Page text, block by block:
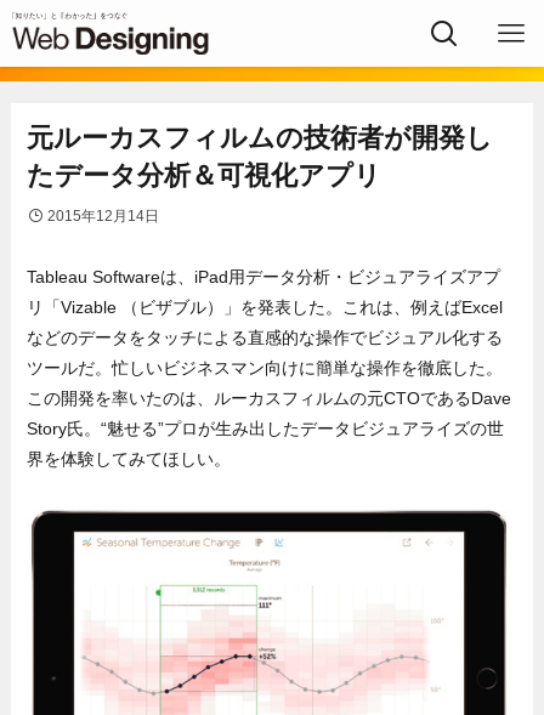
元ルーカスフィルムの技術者が開発し
たデータ分析＆可視化アプリ
2015年12月14日
Tableau Softwareは、iPad用データ分析・ビジュアライズアプ
リ「Vizable （ビザブル）」を発表した。これは、例えばExcel
などのデータをタッチによる直感的な操作でビジュアル化する
ツールだ。忙しいビジネスマン向けに簡単な操作を徹底した。
この開発を率いたのは、ルーカスフィルムの元CTOであるDave
Story氏。“魅せる”プロが生み出したデータビジュアライズの世
界を体験してみてほしい。